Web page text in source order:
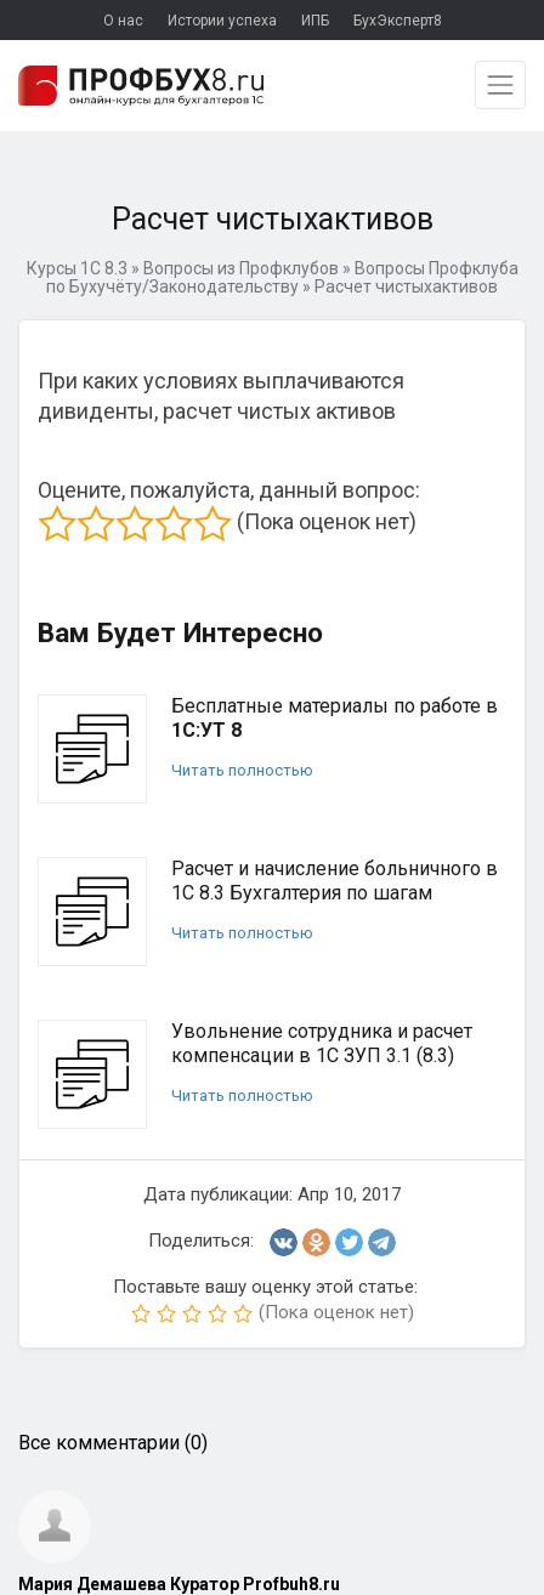
О нас Истории успеха ИПБ БухЭксперт8
Расчет чистыхактивов
Курсы 1С 8.3 » Вопросы из Профклубов » Вопросы Профклуба
по Бухучёту/Законодательству » Расчет чистыхактивов
При каких условиях выплачиваются
дивиденты, расчет чистых активов
Оцените, пожалуйста, данный вопрос:
(Пока оценок нет)
Вам Будет Интересно
Бесплатные материалы по работе в
1С:УТ 8
Читать полностью
Расчет и начисление больничного в
1С 8.3 Бухгалтерия по шагам
Читать полностью
Увольнение сотрудника и расчет
компенсации в 1С ЗУП 3.1 (8.3)
Читать полностью
Дата публикации: Апр 10, 2017
Поделиться:
Поставьте вашу оценку этой статье:
(Пока оценок нет)
Все комментарии (0)
Мария Демашева Куратор Profbuh8.ru